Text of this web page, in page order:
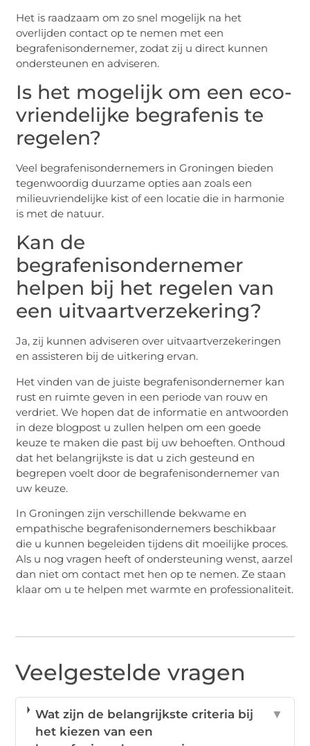
Het is raadzaam om zo snel mogelijk na het
overlijden contact op te nemen met een
begrafenisondernemer, zodat zij u direct kunnen
ondersteunen en adviseren.
Is het mogelijk om een eco-
vriendelijke begrafenis te
regelen?
Veel begrafenisondernemers in Groningen bieden
tegenwoordig duurzame opties aan zoals een
milieuvriendelijke kist of een locatie die in harmonie
is met de natuur.
Kan de
begrafenisondernemer
helpen bij het regelen van
een uitvaartverzekering?
Ja, zij kunnen adviseren over uitvaartverzekeringen
en assisteren bij de uitkering ervan.
Het vinden van de juiste begrafenisondernemer kan
rust en ruimte geven in een periode van rouw en
verdriet. We hopen dat de informatie en antwoorden
in deze blogpost u zullen helpen om een goede
keuze te maken die past bij uw behoeften. Onthoud
dat het belangrijkste is dat u zich gesteund en
begrepen voelt door de begrafenisondernemer van
uw keuze.
In Groningen zijn verschillende bekwame en
empathische begrafenisondernemers beschikbaar
die u kunnen begeleiden tijdens dit moeilijke proces.
Als u nog vragen heeft of ondersteuning wenst, aarzel
dan niet om contact met hen op te nemen. Ze staan
klaar om u te helpen met warmte en professionaliteit.
Veelgestelde vragen
Wat zijn de belangrijkste criteria bij
het kiezen van een
▼